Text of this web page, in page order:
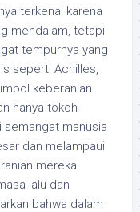
terkenal karena
mendalam, tetapi
tempurnya yang
seperti Achilles,
keberanian
hanya tokoh
manusia
dan melampaui
mereka
lalu dan
bahwa dalam